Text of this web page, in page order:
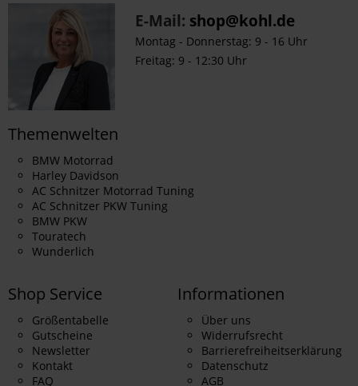
E-Mail: shop@kohl.de
Montag - Donnerstag: 9 - 16 Uhr
Freitag: 9 - 12:30 Uhr
Themenwelten
BMW Motorrad
Harley Davidson
AC Schnitzer Motorrad Tuning
AC Schnitzer PKW Tuning
BMW PKW
Touratech
Wunderlich
Shop Service
Größentabelle
Gutscheine
Newsletter
Kontakt
FAQ
Informationen
Über uns
Widerrufsrecht
Barrierefreiheitserklärung
Datenschutz
AGB